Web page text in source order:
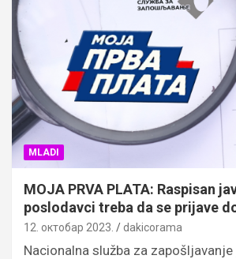
MLADI
MOJA PRVA PLATA: Raspisan
poslodavci treba da se prijave
12. октобар 2023. dakicorama
Nacionalna služba za